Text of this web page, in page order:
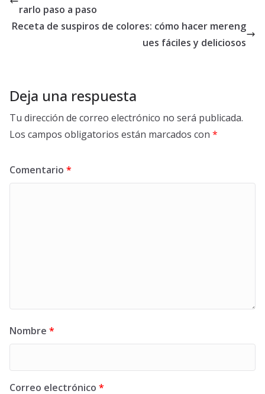
rarlo paso a paso
Receta de suspiros de colores: cómo hacer mereng
ues fáciles y deliciosos
Deja una respuesta
Tu dirección de correo electrónico no será publicada.
Los campos obligatorios están marcados con *
Comentario *
Nombre *
Correo electrónico *